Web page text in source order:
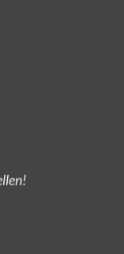
zertifizierte